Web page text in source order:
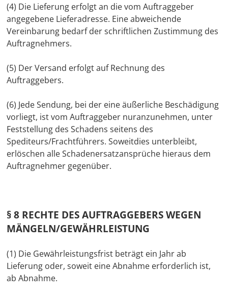
(4) Die Lieferung erfolgt an die vom Auftraggeber
angegebene Lieferadresse. Eine abweichende
Vereinbarung bedarf der schriftlichen Zustimmung des
Auftragnehmers.
(5) Der Versand erfolgt auf Rechnung des
Auftraggebers.
(6) Jede Sendung, bei der eine äußerliche Beschädigung
vorliegt, ist vom Auftraggeber nuranzunehmen, unter
Feststellung des Schadens seitens des
Spediteurs/Frachtführers. Soweitdies unterbleibt,
erlöschen alle Schadenersatzansprüche hieraus dem
Auftragnehmer gegenüber.
§ 8 RECHTE DES AUFTRAGGEBERS WEGEN
MÄNGELN/GEWÄHRLEISTUNG
(1) Die Gewährleistungsfrist beträgt ein Jahr ab
Lieferung oder, soweit eine Abnahme erforderlich ist,
ab Abnahme.